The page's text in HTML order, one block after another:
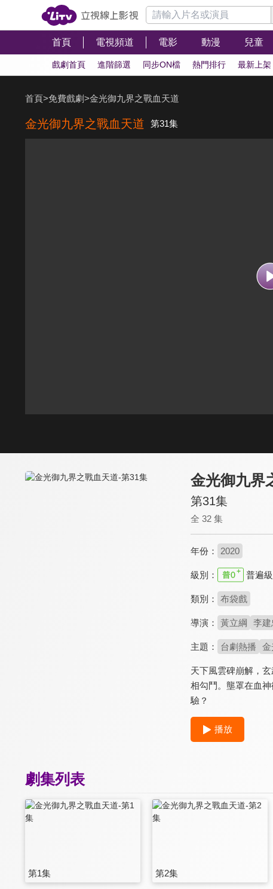
首頁 電視頻道 電影 動漫 兒童
戲劇首頁 進階篩選 同步ON檔 熱門排行 最新上架
首頁>免費戲劇>金光御九界之戰血天道
金光御九界之戰血天道 第31集
金光御九界
第31集
全 32 集
年份： 2020
級別： 普遍級
類別： 布袋戲
導演： 黃立綱 李建
主題： 台劇熱播 金
天下風雲碑崩解，
相勾鬥。壟罩在血
驗？
播放
劇集列表
第1集 第2集